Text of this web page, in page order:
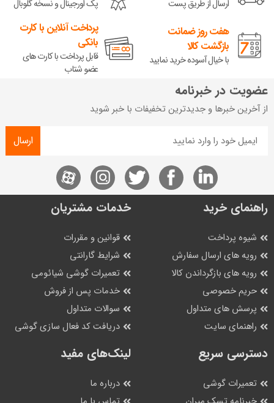
ارسال از طریق پست پک اورجینال و نسخه گلوبال
هفت روز ضمانت
بازگشت کالا
با خیال آسوده خرید نمایید
پرداخت آنلاین با کارت
بانکی
قابل پرداخت با کارت های
عضو شتاب
عضویت در خبرنامه
از آخرین خبرها و جدیدترین تخفیفات با خبر شوید
ارسال
راهنمای خرید
شیوه پرداخت
رویه های ارسال سفارش
رویه های بازگرداندن کالا
حریم خصوصی
پرسش های متداول
راهنمای سایت
خدمات مشتریان
قوانین و مقررات
شرایط گارانتی
تعمیرات گوشی شیائومی
خدمات پس از فروش
سوالات متداول
دریافت کد فعال سازی گوشی
دسترسی سریع
تعمیرات گوشی
لینک‌های مفید
درباره ما